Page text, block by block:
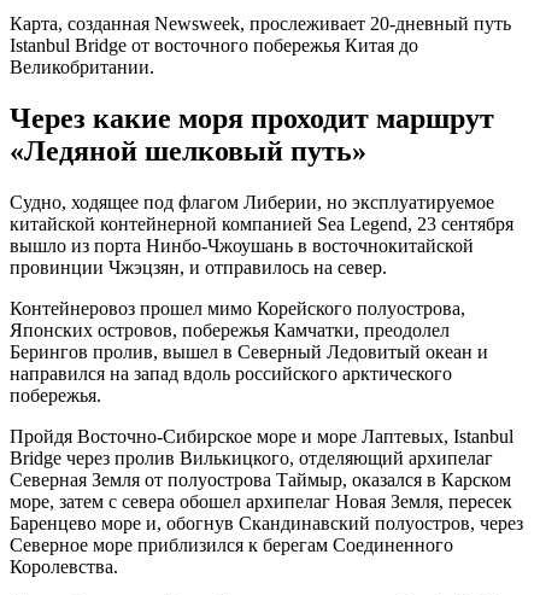
Карта, созданная Newsweek, прослеживает 20-дневный путь
Istanbul Bridge от восточного побережья Китая до
Великобритании.
Через какие моря проходит маршрут
«Ледяной шелковый путь»
Судно, ходящее под флагом Либерии, но эксплуатируемое
китайской контейнерной компанией Sea Legend, 23 сентября
вышло из порта Нинбо-Чжоушань в восточнокитайской
провинции Чжэцзян, и отправилось на север.
Контейнеровоз прошел мимо Корейского полуострова,
Японских островов, побережья Камчатки, преодолел
Берингов пролив, вышел в Северный Ледовитый океан и
направился на запад вдоль российского арктического
побережья.
Пройдя Восточно-Сибирское море и море Лаптевых, Istanbul
Bridge через пролив Вилькицкого, отделяющий архипелаг
Северная Земля от полуострова Таймыр, оказался в Карском
море, затем с севера обошел архипелаг Новая Земля, пересек
Баренцево море и, обогнув Скандинавский полуостров, через
Северное море приблизился к берегам Соединенного
Королевства.